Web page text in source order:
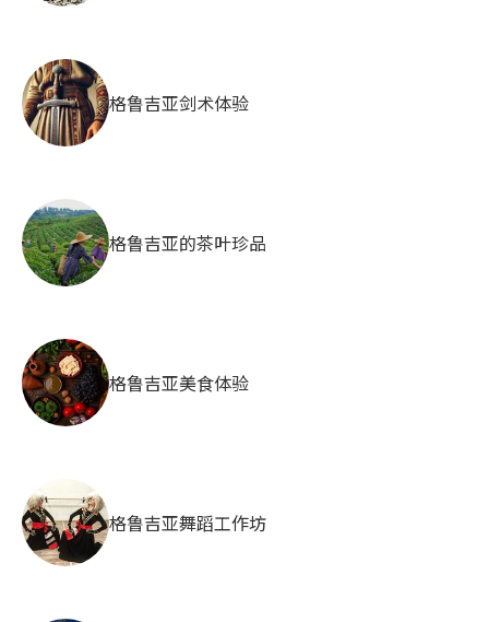
格鲁吉亚剑术体验
格鲁吉亚的茶叶珍品
格鲁吉亚美食体验
格鲁吉亚舞蹈工作坊